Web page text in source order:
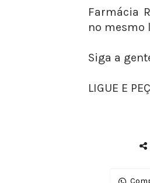
Farmácia
no mesmo
Siga a
LIGUE E